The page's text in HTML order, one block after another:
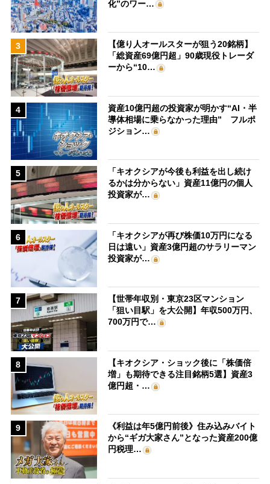
化”のワー…
3
【億り人オールスターが狙う20銘柄】
「総資産69億円超」90歳現役トレーダ
ーから“10…
4
資産10億円超の投資家が明かす“AI・半
導体相場に乗らなかった理由” フルポ
ジション…
5
「キオクシアが今後も利益を出し続け
るかは分からない」資産11億円の個人
投資家が…
6
「キオクシアが再び株価10万円になる
日は遠い」資産3億円超のサラリーマン
投資家が…
7
【世帯年収別・東京23区マンション
「狙い目駅」を大公開】年収500万円、
700万円で…
8
【キオクシア・ショック後に「株価倍
増」も期待できる注目銘柄5選】資産3
億円超・…
9
《利益は年5億円前後》住み込みバイト
から“ギガ大家さん”となった資産200億
円税理…